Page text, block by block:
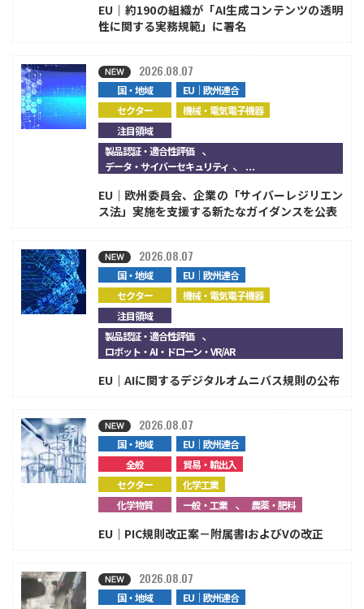
EU｜約190の組織が「AI生成コンテンツの透明
性に関する実務規範」に署名
国・地域
EU｜欧州連合
セクター
機械・電気電子機器
注目領域
製品認証・適合性評価 、
データ・サイバーセキュリティ 、...
2026.08.07
EU｜欧州委員会、企業の「サイバーレジリエン
ス法」実施を支援する新たなガイダンスを公表
国・地域
EU｜欧州連合
セクター
機械・電気電子機器
注目領域
製品認証・適合性評価 、
ロボット・AI・ドローン・VR/AR
2026.08.07
EU｜AIに関するデジタルオムニバス規則の公布
国・地域
EU｜欧州連合
全般
貿易・輸出入
セクター
化学工業
化学物質
一般・工業 、農薬・肥料
2026.08.07
EU｜PIC規則改正案－附属書IおよびVの改正
国・地域
EU｜欧州連合
2026.08.07